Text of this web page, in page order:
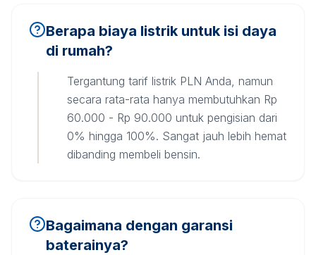
Berapa biaya listrik untuk isi daya
di rumah?
Tergantung tarif listrik PLN Anda, namun
secara rata-rata hanya membutuhkan Rp
60.000 - Rp 90.000 untuk pengisian dari
0% hingga 100%. Sangat jauh lebih hemat
dibanding membeli bensin.
Bagaimana dengan garansi
baterainya?